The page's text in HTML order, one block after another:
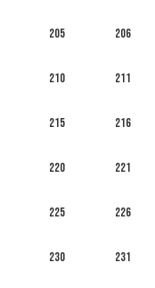
205 206
210 211
215 216
220 221
225 226
230 231